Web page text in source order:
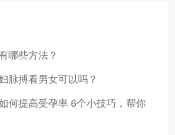
哪些方法？
脉搏看男女可以吗？
何提高受孕率 6个小技巧，帮你